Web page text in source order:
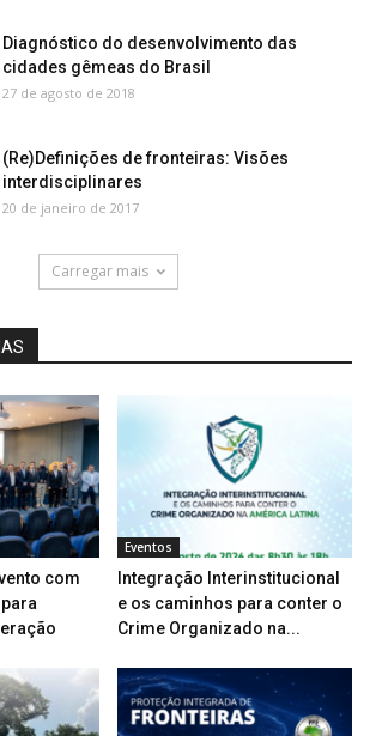
Diagnóstico do desenvolvimento das
cidades gêmeas do Brasil
27 de agosto de 2018
(Re)Definições de fronteiras: Visões
interdisciplinares
20 de janeiro de 2017
Carregar mais
com
Eventos
Integração Interinstitucional
e os caminhos para conter o
Crime Organizado na...